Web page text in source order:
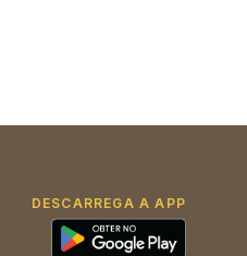
DESCARREGA A APP